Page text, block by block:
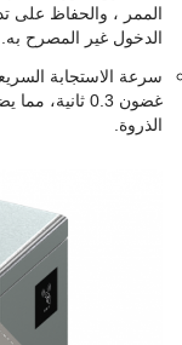
الممر ، والحفاظ على
الدخول غير المصرح به.
سرعة الاستجابة
غضون 0.3
الذروة.